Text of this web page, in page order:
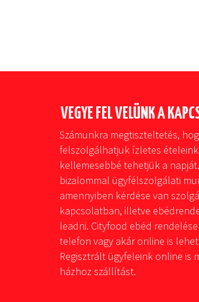
VEGYE FEL VELÜNK A
Számunkra megtiszteltetés,
felszolgálhatjuk ízletes
kellemesebbé tehetjük a
bizalommal ügyfélszolgálati
amennyiben kérdése van
kapcsolatban, illetve
leadni. Cityfood ebéd
telefon vagy akár online is
Regisztrált ügyfeleink online is
házhoz szállítást.